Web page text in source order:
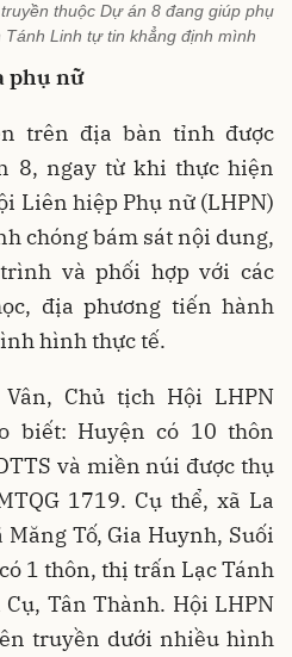
thuộc Dự án 8 đang giúp phụ
Linh tự tin khẳng định mình
phụ nữ
trên địa bàn tỉnh được
8, ngay từ khi thực hiện
Liên hiệp Phụ nữ (LHPN)
chóng bám sát nội dung,
và phối hợp với các
địa phương tiến hành
hình thực tế.
Chủ tịch Hội LHPN
biết: Huyện có 10 thôn
và miền núi được thụ
1719. Cụ thể, xã La
Măng Tố, Gia Huynh, Suối
1 thôn, thị trấn Lạc Tánh
Tân Thành. Hội LHPN
truyền dưới nhiều hình